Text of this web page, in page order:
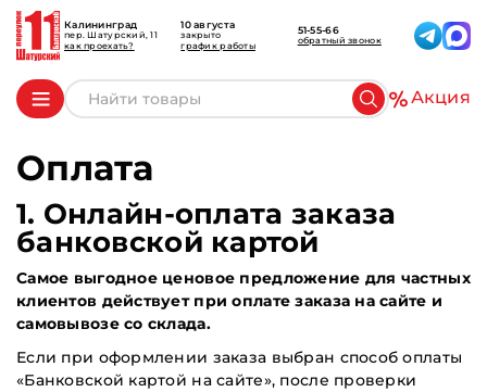
Калининград
пер. Шатурский, 11
как проехать?
10 августа
закрыто
график работы
51-55-66
обратный звонок
Акция
Оплата
1. Онлайн-оплата заказа
банковской картой
Самое выгодное ценовое предложение для частных
клиентов действует при оплате заказа на сайте и
самовывозе со склада.
Если при оформлении заказа выбран способ оплаты
«Банковской картой на сайте», после проверки